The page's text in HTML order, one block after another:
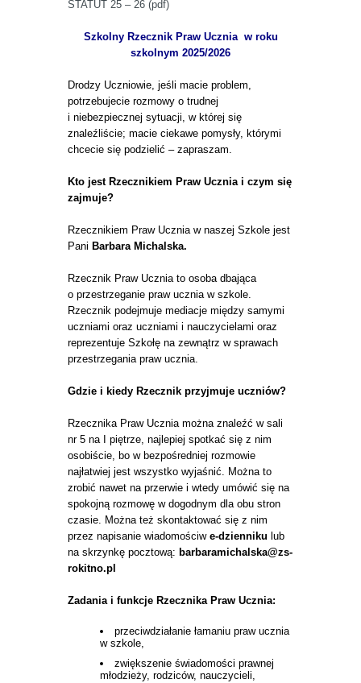
STATUT 25 – 26 (pdf)
Szkolny Rzecznik Praw Ucznia w roku
szkolnym 2025/2026
Drodzy Uczniowie, jeśli macie problem,
potrzebujecie rozmowy o trudnej
i niebezpiecznej sytuacji, w której się
znaleźliście; macie ciekawe pomysły, którymi
chcecie się podzielić – zapraszam.
Kto jest Rzecznikiem Praw Ucznia i czym się
zajmuje?
Rzecznikiem Praw Ucznia w naszej Szkole jest
Pani Barbara Michalska.
Rzecznik Praw Ucznia to osoba dbająca
o przestrzeganie praw ucznia w szkole.
Rzecznik podejmuje mediacje między samymi
uczniami oraz uczniami i nauczycielami oraz
reprezentuje Szkołę na zewnątrz w sprawach
przestrzegania praw ucznia.
Gdzie i kiedy Rzecznik przyjmuje uczniów?
Rzecznika Praw Ucznia można znaleźć w sali
nr 5 na I piętrze, najlepiej spotkać się z nim
osobiście, bo w bezpośredniej rozmowie
najłatwiej jest wszystko wyjaśnić. Można to
zrobić nawet na przerwie i wtedy umówić się na
spokojną rozmowę w dogodnym dla obu stron
czasie. Można też skontaktować się z nim
przez napisanie wiadomościw e-dzienniku lub
na skrzynkę pocztową: barbaramichalska@zs-
rokitno.pl
Zadania i funkcje Rzecznika Praw Ucznia:
przeciwdziałanie łamaniu praw ucznia
w szkole,
zwiększenie świadomości prawnej
młodzieży, rodziców, nauczycieli,